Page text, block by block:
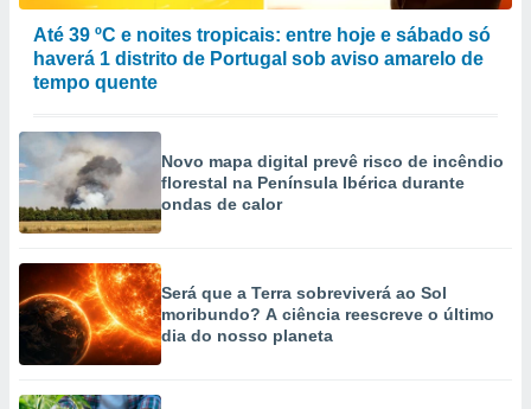
Até 39 ºC e noites tropicais: entre hoje e sábado só
haverá 1 distrito de Portugal sob aviso amarelo de
tempo quente
Novo mapa digital prevê risco de incêndio
florestal na Península Ibérica durante
ondas de calor
Será que a Terra sobreviverá ao Sol
moribundo? A ciência reescreve o último
dia do nosso planeta